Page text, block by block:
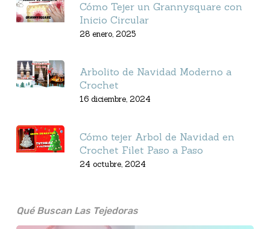
Cómo Tejer un Grannysquare con
Inicio Circular
28 enero, 2025
Arbolito de Navidad Moderno a
Crochet
16 diciembre, 2024
Cómo tejer Arbol de Navidad en
Crochet Filet Paso a Paso
24 octubre, 2024
Qué Buscan Las Tejedoras